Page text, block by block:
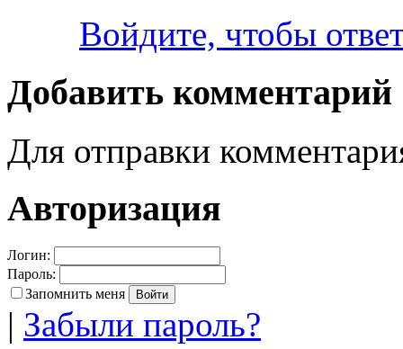
Войдите, чтобы
Добавить комментарий
Для отправки
Авторизация
Логин:
Пароль:
Запомнить меня
| Забыли пароль?